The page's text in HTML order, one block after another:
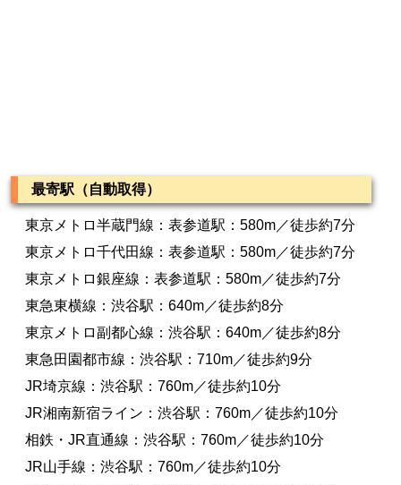
最寄駅（自動取得）
東京メトロ半蔵門線：表参道駅：580m／徒歩約7分
東京メトロ千代田線：表参道駅：580m／徒歩約7分
東京メトロ銀座線：表参道駅：580m／徒歩約7分
東急東横線：渋谷駅：640m／徒歩約8分
東京メトロ副都心線：渋谷駅：640m／徒歩約8分
東急田園都市線：渋谷駅：710m／徒歩約9分
JR埼京線：渋谷駅：760m／徒歩約10分
JR湘南新宿ライン：渋谷駅：760m／徒歩約10分
相鉄・JR直通線：渋谷駅：760m／徒歩約10分
JR山手線：渋谷駅：760m／徒歩約10分